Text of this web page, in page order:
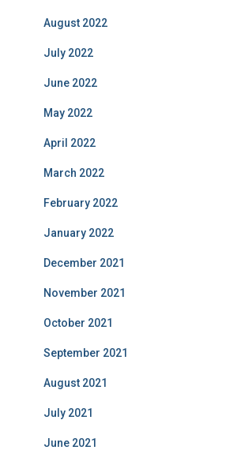
August 2022
July 2022
June 2022
May 2022
April 2022
March 2022
February 2022
January 2022
December 2021
November 2021
October 2021
September 2021
August 2021
July 2021
June 2021